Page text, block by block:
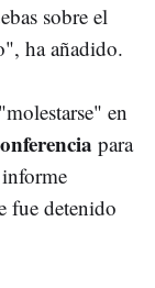
sobre el
ha añadido.
en
para
fue detenido